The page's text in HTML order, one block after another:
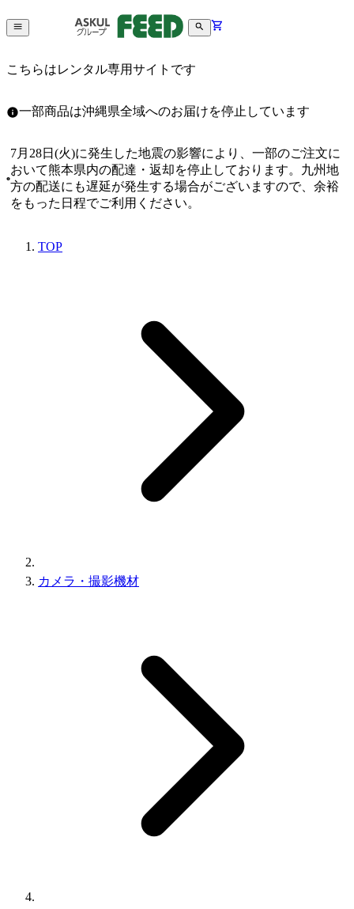
こちらはレンタル専用サイトです
一部商品は沖縄県全域へのお届けを停止しています
7月28日(火)に発生した地震の影響により、一部のご注文に
おいて熊本県内の配達・返却を停止しております。九州地
方の配送にも遅延が発生する場合がございますので、余裕
をもった日程でご利用ください。
TOP
カメラ・撮影機材